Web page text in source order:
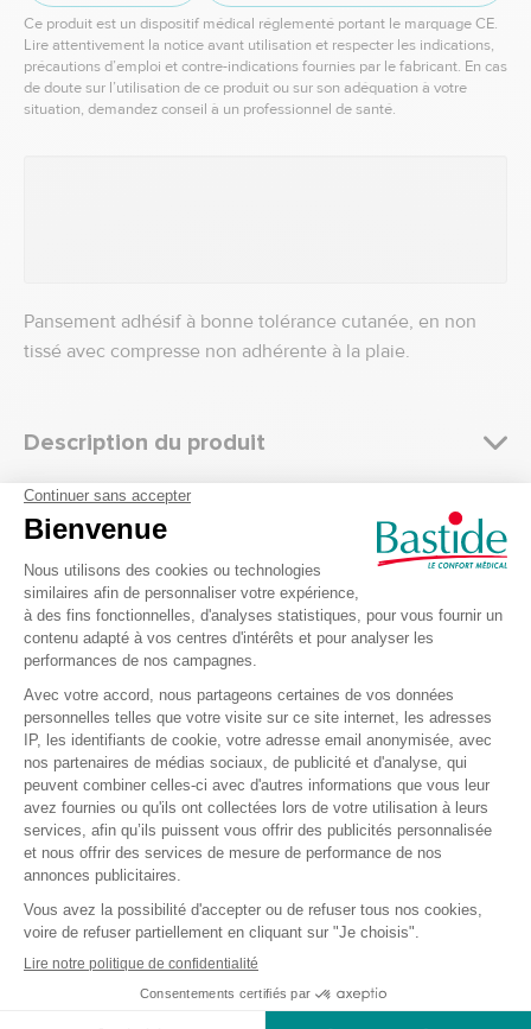
Ce produit est un dispositif médical réglementé portant le marquage CE.
Lire attentivement la notice avant utilisation et respecter les indications,
précautions d’emploi et contre-indications fournies par le fabricant. En cas
de doute sur l’utilisation de ce produit ou sur son adéquation à votre
situation, demandez conseil à un professionnel de santé.
Pansement adhésif à bonne tolérance cutanée, en non
tissé avec compresse non adhérente à la plaie.
Description du produit
Pansement Mepore stérile
absorbant. Utile pour les blessures mineures comme les
coupures et les éraflures.
Avantages du pansement adhésifs stérile
mépore
Garde la blessure propre et la laisse respirer
N'adhére pas à la plaie pour être retiré sans difficulté
Pansement Meporeflexible permettant une bonne
tenue même aux endroits difficiles comme les mains, les
genoux et les coudes